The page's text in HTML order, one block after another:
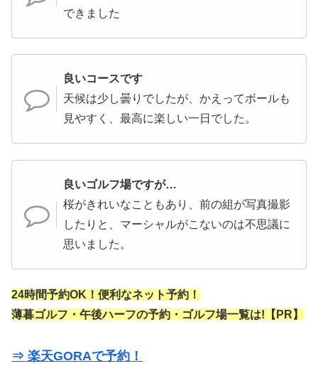
できました
良いコースです
天候は少し曇りでしたが、かえってボールも
見やすく、最高に楽しい一日でした。
良いゴルフ場ですが…
桜がきれいなこともあり、前の組が写真撮影
したりと、マーシャルがこないのは不思議に
思いました。
24時間予約OK！便利なネット予約！
薄暮ゴルフ・午後ハーフの予約・ゴルフ場一覧は!【PR】
⇒ 楽天GORAで予約！